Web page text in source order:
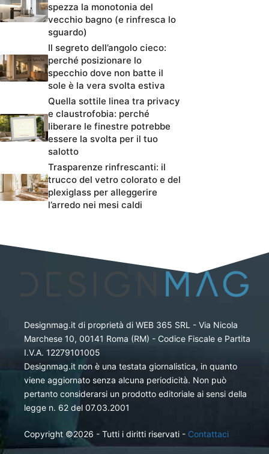
spezza la monotonia del
vecchio bagno (e rinfresca lo
sguardo)
Il segreto dell’angolo cieco:
perché posizionare lo
specchio dove non batte il
sole è la vera svolta estiva
Quella sottile linea tra privacy
e claustrofobia: perché
liberare le finestre potrebbe
essere la svolta per il tuo
salotto
Trasparenze rinfrescanti: il
trucco del vetro colorato e del
plexiglass per alleggerire
l’arredo nei mesi caldi
Designmag.it di proprietà di WEB 365 SRL - Via Nicola
Marchese 10, 00141 Roma (RM) - Codice Fiscale e Partita
I.V.A. 12279101005
Designmag.it non è una testata giornalistica, in quanto
viene aggiornato senza alcuna periodicità. Non può
pertanto considerarsi un prodotto editoriale ai sensi della
legge n. 62 del 07.03.2001
Copyright ©2026 - Tutti i diritti riservati - Contattaci